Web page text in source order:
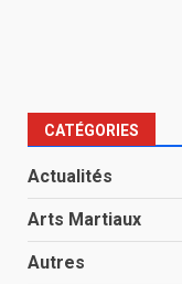
CATÉGORIES
Actualités
Arts Martiaux
Autres